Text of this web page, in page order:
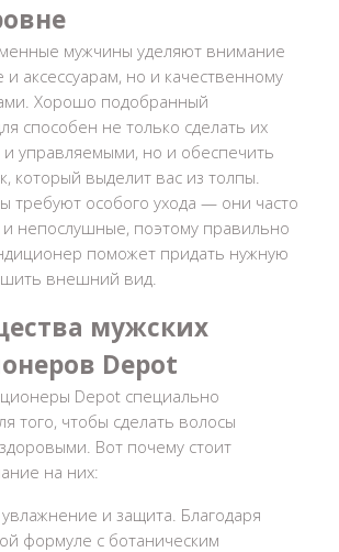
мужчины уделяют внимание
аксессуарам, но и качественному
Хорошо подобранный
способен не только сделать их
управляемыми, но и обеспечить
который выделит вас из толпы.
требуют особого ухода — они часто
непослушные, поэтому правильно
поможет придать нужную
внешний вид.
мужских
Depot
Depot специально
того, чтобы сделать волосы
Вот почему стоит
на них:
и защита. Благодаря
формуле с ботаническим